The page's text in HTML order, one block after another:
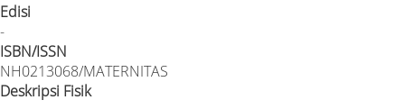
Edisi
-
ISBN/ISSN
NH0213068/MATERNITAS
Deskripsi Fisik